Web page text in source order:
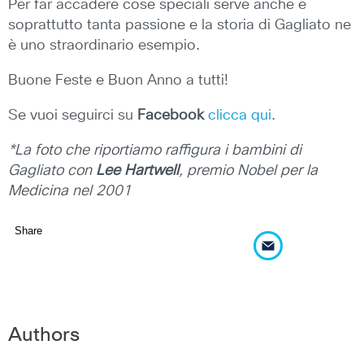
Per far accadere cose speciali serve anche e
soprattutto tanta passione e la storia di Gagliato ne
è uno straordinario esempio.
Buone Feste e Buon Anno a tutti!
Se vuoi seguirci su Facebook clicca qui.
*La foto che riportiamo raffigura i bambini di
Gagliato con Lee Hartwell, premio Nobel per la
Medicina nel 2001
Share
Authors